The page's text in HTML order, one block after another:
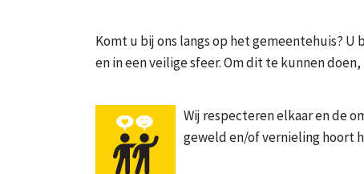
Komt u bij ons langs op het gemeentehuis? U
en in een veilige sfeer. Om dit te kunnen
Wij respecteren elkaar en de
geweld en/of vernieling hoort